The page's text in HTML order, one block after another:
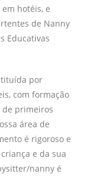
hotéis, e
de Nanny
Educativas
por
com formação
de primeiros
área de
é rigoroso e
e da sua
nanny é